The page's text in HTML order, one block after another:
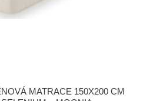
MATRACE 150X200 CM